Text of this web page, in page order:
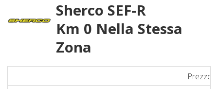
Sherco SEF-R
Km 0 Nella Stessa
Zona
Prezzo